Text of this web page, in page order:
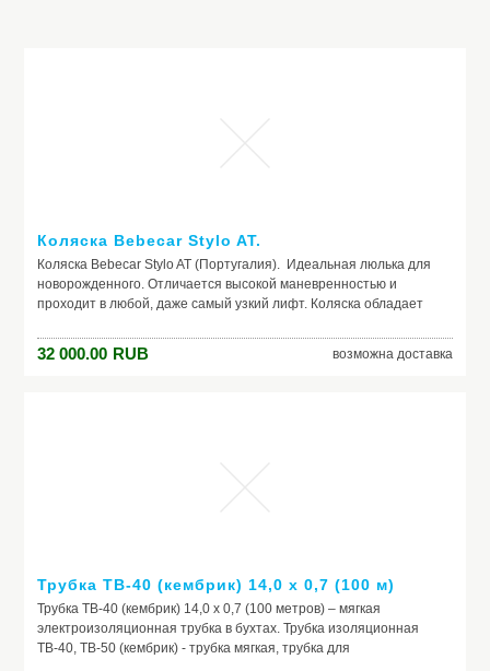
Коляска Bebecar Stylo AT.
Коляска Bebecar Stylo AT (Португалия). Идеальная люлька для
новорожденного. Отличается высокой маневренностью и
проходит в любой, даже самый узкий лифт. Коляска обладает
облегченной алюминиевой раме с поворотными колесами.
Характеристики: специальный матрасик наподобие подгузника,
32 000.00 RUB возможна доставка
Трубка ТВ-40 (кембрик) 14,0 х 0,7 (100 м)
Трубка ТВ-40 (кембрик) 14,0 х 0,7 (100 метров) – мягкая
электроизоляционная трубка в бухтах. Трубка изоляционная
ТВ-40, ТВ-50 (кембрик) - трубка мягкая, трубка для